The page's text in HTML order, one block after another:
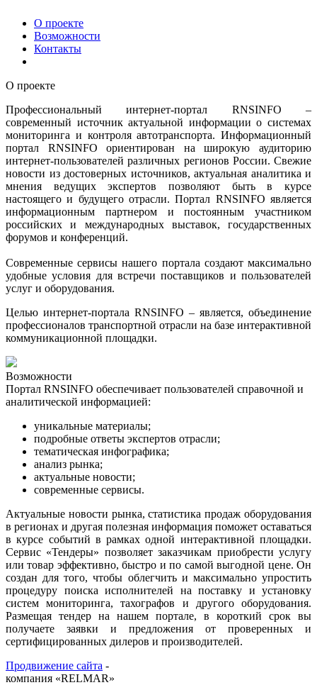
О проекте
Возможности
Контакты
О проекте
Профессиональный интернет-портал RNSINFO –
современный источник актуальной информации о системах
мониторинга и контроля автотранспорта. Информационный
портал RNSINFO ориентирован на широкую аудиторию
интернет-пользователей различных регионов России. Свежие
новости из достоверных источников, актуальная аналитика и
мнения ведущих экспертов позволяют быть в курсе
настоящего и будущего отрасли. Портал RNSINFO является
информационным партнером и постоянным участником
российских и международных выставок, государственных
форумов и конференций.
Современные сервисы нашего портала создают максимально
удобные условия для встречи поставщиков и пользователей
услуг и оборудования.
Целью интернет-портала RNSINFO – является, объединение
профессионалов транспортной отрасли на базе интерактивной
коммуникационной площадки.
Возможности
Портал RNSINFO обеспечивает пользователей справочной и
аналитической информацией:
уникальные материалы;
подробные ответы экспертов отрасли;
тематическая инфографика;
анализ рынка;
актуальные новости;
современные сервисы.
Актуальные новости рынка, статистика продаж оборудования
в регионах и другая полезная информация поможет оставаться
в курсе событий в рамках одной интерактивной площадки.
Сервис «Тендеры» позволяет заказчикам приобрести услугу
или товар эффективно, быстро и по самой выгодной цене. Он
создан для того, чтобы облегчить и максимально упростить
процедуру поиска исполнителей на поставку и установку
систем мониторинга, тахографов и другого оборудования.
Размещая тендер на нашем портале, в короткий срок вы
получаете заявки и предложения от проверенных и
сертифицированных дилеров и производителей.
Продвижение сайта -
компания «RELMAR»